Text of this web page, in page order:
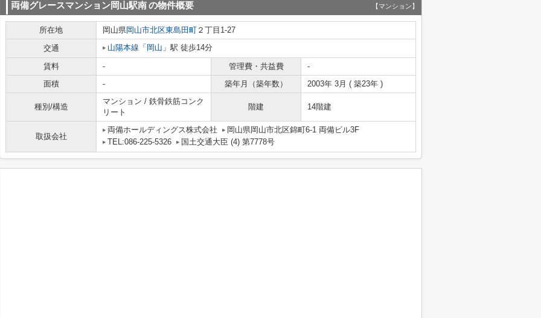
両備グレースマンション岡山駅南の物件概要 【マンション】
所在地 岡山県岡山市北区東島田町 ２丁目1-27
交通
山陽本線 「 岡山 」駅 徒歩14分
賃料 - 管理費・共益費
-
面積
- 築年月（築年数） 2003年 3月 ( 築23年 )
種別/構造
マンション / 鉄骨鉄筋コンク
リート
階建 14階建
取扱会社
両備ホールディングス株式会社
岡山県岡山市北区錦町6-1 両備ビル3F
TEL:086-225-5326
国土交通大臣 (4) 第7778号